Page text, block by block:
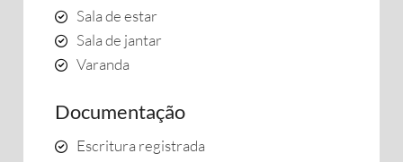
Sala de estar
Sala de jantar
Varanda
Documentação
Escritura registrada